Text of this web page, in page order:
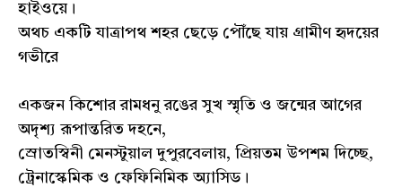
হাইওয়ে।
অথচ একটি যাত্রাপথ শহর ছেড়ে পৌঁছে যায় গ্রামীণ হৃদয়ের
গভীরে
একজন কিশোর রামধনু রঙের সুখ স্মৃতি ও জন্মের আগের
অদৃশ্য রূপান্তরিত দহনে,
স্রোতস্বিনী মেনস্টুয়াল দুপুরবেলায়, প্রিয়তম উপশম দিচ্ছে,
ট্রেনাস্কেমিক ও ফেফিনিমিক অ্যাসিড।